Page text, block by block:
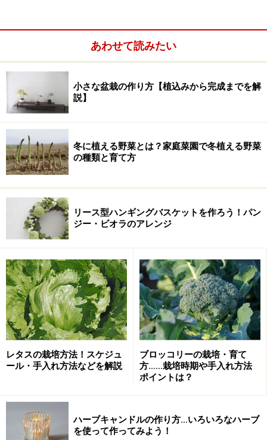
あわせて読みたい
小さな盆栽の作り方【植込みから完成までを解
説】
冬に植える野菜とは？家庭菜園で冬植える野菜
の種類と育て方
リース型ハンギングバスケットを作ろう！パン
ジー・ビオラのアレンジ
レタスの栽培方法！スケジュ
ール・手入れ方法などを解説
ブロッコリーの栽培・育て
方……栽培時期や手入れ方法
ポイントは？
ハーブキャンドルの作り方…いろいろなハーブ
を使って作ってみよう！